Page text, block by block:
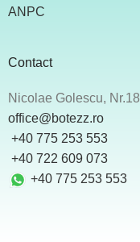
ANPC
Contact
Nicolae Golescu, Nr.18
office@botezz.ro
+40 775 253 553
‪ +40 722 609 073
+40 775 253 553